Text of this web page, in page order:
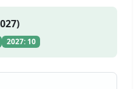
2027: 10